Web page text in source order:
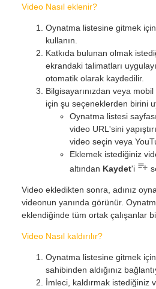
Video Nasıl eklenir?
Oynatma listesine gitmek için
kullanın.
Katkıda bulunan olmak
ekrandaki talimatları
otomatik olarak kaydedilir.
Bilgisayarınızdan veya
için şu seçeneklerden birini
Oynatma listesi
video URL'sini
video seçin veya
Eklemek istediğiniz
altından Kaydet'i
Video ekledikten sonra, adınız
videonun yanında görünür.
eklendiğinde tüm ortak çalışanlar
Video Nasıl kaldırılır?
Oynatma listesine gitmek
sahibinden aldığınız
İmleci, kaldırmak istediğiniz